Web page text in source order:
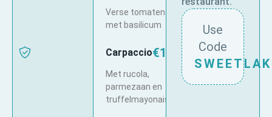
Verse tomatensoep
met basilicum
Carpaccio€12.50
Met rucola,
parmezaan en
truffelmayonaise
Use
Code